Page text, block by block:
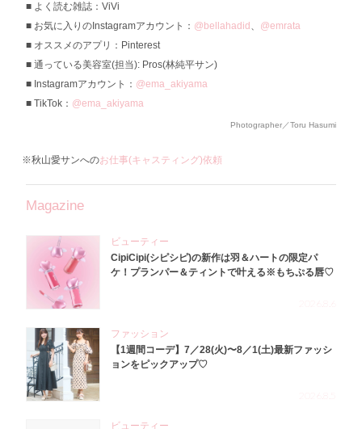
よく読む雑誌：ViVi
お気に入りのInstagramアカウント： @bellahadid 、 @emrata
オススメのアプリ：Pinterest
通っている美容室(担当): Pros(林純平サン)
Instagramアカウント： @ema_akiyama
TikTok： @ema_akiyama
Photographer／Toru Hasumi
※秋山愛サンへのお仕事(キャスティング)依頼
Magazine
ビューティー
CipiCipi(シピシピ)の新作は羽＆ハートの限定パ
ケ！プランパー＆ティントで叶える※もちぷる唇♡
ファッション
【1週間コーデ】7／28(火)〜8／1(土)最新ファッシ
ョンをピックアップ♡
ビューティー